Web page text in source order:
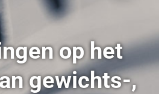
op het
gewichts-,